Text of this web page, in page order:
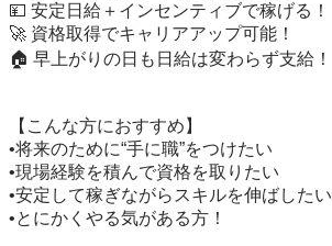
💴 安定日給＋インセンティブで稼げる！
🚀 資格取得でキャリアアップ可能！
🏠 早上がりの日も日給は変わらず支給！
【こんな方におすすめ】
•将来のために“手に職”をつけたい
•現場経験を積んで資格を取りたい
•安定して稼ぎながらスキルを伸ばしたい
•とにかくやる気がある方！